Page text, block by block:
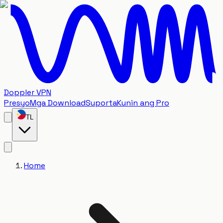
Doppler VPN
PresyoMga DownloadSuportaKunin ang Pro
TL
Home